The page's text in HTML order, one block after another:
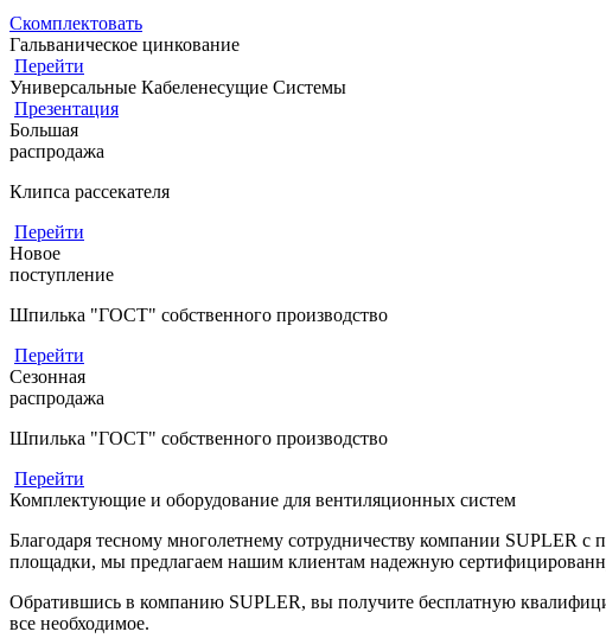
Скомплектовать
Гальваническое цинкование
Перейти
Универсальные Кабеленесущие Системы
Презентация
Большая
распродажа
Клипса рассекателя
Перейти
Новое
поступление
Шпилька "ГОСТ" собственного производство
Перейти
Сезонная
распродажа
Шпилька "ГОСТ" собственного производство
Перейти
Комплектующие и оборудование для вентиляционных систем
Благодаря тесному многолетнему сотрудничеству компании SUPLER
площадки, мы предлагаем нашим клиентам надежную
Обратившись в компанию SUPLER, вы получите бесплатную
все необходимое.